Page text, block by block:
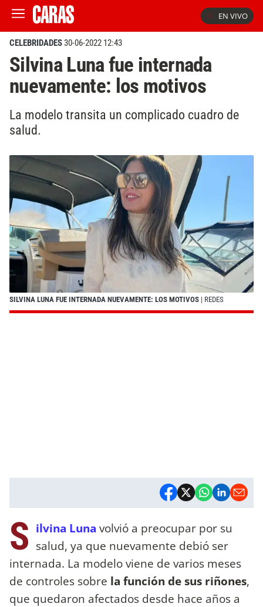
EN VIVO
CELEBRIDADES30-06-2022 12:43
Silvina Luna fue internada
nuevamente: los motivos
La modelo transita un complicado cuadro de
salud.
SILVINA LUNA FUE INTERNADA NUEVAMENTE: LOS MOTIVOS | REDES
S ilvina Luna volvió a preocupar por su
salud, ya que nuevamente debió ser
internada. La modelo viene de varios meses
de controles sobre la función de sus riñones,
que quedaron afectados desde hace años a